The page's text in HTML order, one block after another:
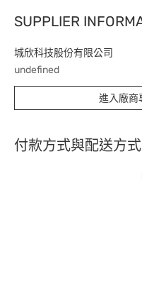
SUPPLIER
城欣科技股份有限公司
undefined
進入廠商
付款方式與配送方式